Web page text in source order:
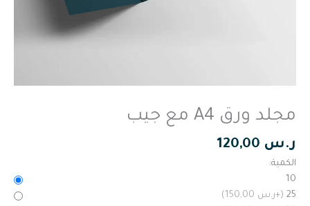
مجلد ورق A4 مع جيب
ر.س
الكمية:
10
25 (+ر.س 150,00)